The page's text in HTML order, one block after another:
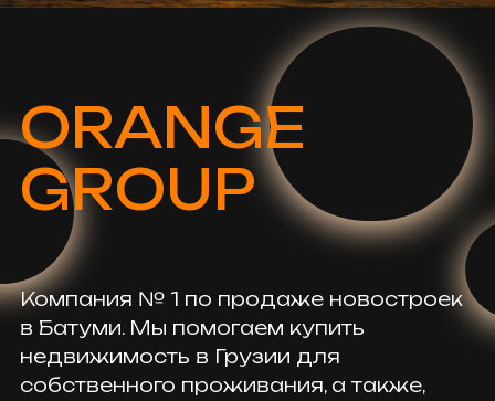
для инвестиций с целью сохранения
и приумножения вашего капитала, для
Разработаем оптимальную программу
инвестирования в недвижимость
с грамотным финансовым планом
и гарантированной доходностью.
Сопровождаем процесс покупки
от первой консультации до получения
ключей у застройщика или
последующей продажи.
Orange Group — ваш надежный
партнер в Грузии с опытом работы
в недвижимости с 2008 года
и безупречной репутацией.